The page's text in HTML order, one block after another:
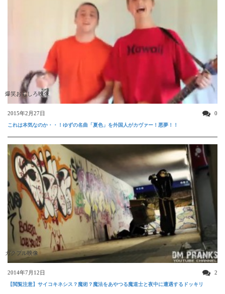
爆笑おもしろ映像
2015年2月27日 0
これは本気なのか・・！ゆずの名曲「夏色」を外国人がカヴァー！悪夢！！
ガクブル映像
2014年7月12日 2
【閲覧注意】サイコキネシス？魔術？魔法をあやつる魔道士と夜中に遭遇するドッキリ